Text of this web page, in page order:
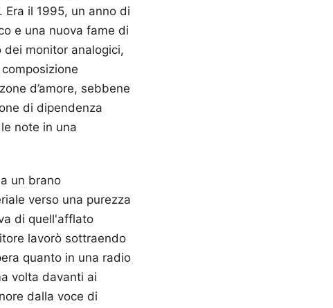
il 1995, un anno di
e una nuova fame di
monitor analogici,
d’amore, sebbene
di dipendenza
note in una
un brano
verso una purezza
di quell'afflato
lavorò sottraendo
quanto in una radio
volta davanti ai
dalla voce di